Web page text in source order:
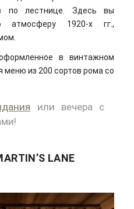
по лестнице. Здесь вы
атмосферу 1920-х гг.,
в винтажном
меню из 200 сортов рома со
или вечера с
LANE